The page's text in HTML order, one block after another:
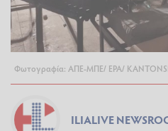
Φωτογραφία: ΑΠΕ-ΜΠΕ/ ΕΡΑ/
ILIALIVE